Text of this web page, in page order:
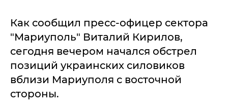
Как сообщил пресс-офицер сектора
"Мариуполь" Виталий Кирилов,
сегодня вечером начался обстрел
позиций украинских силовиков
вблизи Мариуполя с восточной
стороны.